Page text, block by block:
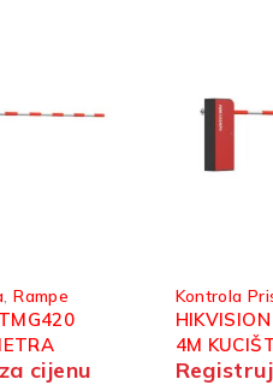
,Rampe
cijenu
Kontrola
4M
PRIHVAT